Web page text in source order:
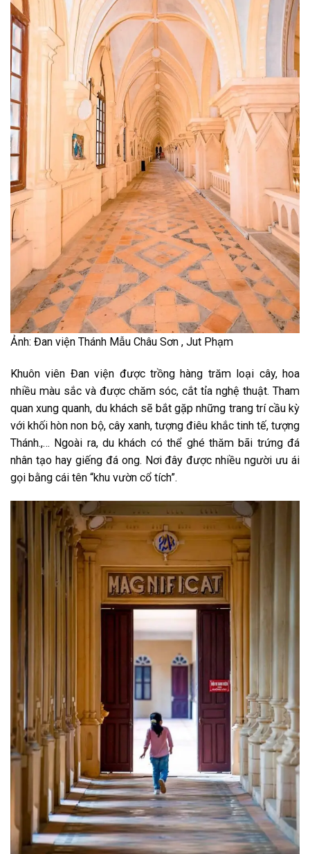
Ảnh: Đan viện Thánh Mẫu Châu Sơn , Jut Phạm
Khuôn viên Đan viện được trồng hàng trăm loại cây, hoa
nhiều màu sắc và được chăm sóc, cắt tỉa nghệ thuật. Tham
quan xung quanh, du khách sẽ bắt gặp những trang trí cầu kỳ
với khối hòn non bộ, cây xanh, tượng điêu khắc tinh tế, tượng
Thánh.,… Ngoài ra, du khách có thể ghé thăm bãi trứng đá
nhân tạo hay giếng đá ong. Nơi đây được nhiều người ưu ái
gọi bằng cái tên “khu vườn cổ tích”.